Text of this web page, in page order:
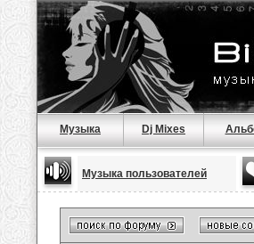
Музыка Dj Mixes
Музыка пользователей